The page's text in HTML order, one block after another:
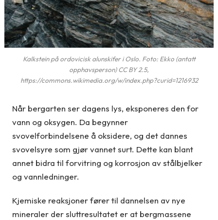
Kalkstein på ordovicisk alunskifer i Oslo. Foto: Ekko (antatt
opphavsperson) CC BY 2.5,
https://commons.wikimedia.org/w/index.php?curid=1216932
Når bergarten ser dagens lys, eksponeres den for
vann og oksygen. Da begynner
svovelforbindelsene å oksidere, og det dannes
svovelsyre som gjør vannet surt. Dette kan blant
annet bidra til forvitring og korrosjon av stålbjelker
og vannledninger.
Kjemiske reaksjoner fører til dannelsen av nye
mineraler der sluttresultatet er at bergmassene